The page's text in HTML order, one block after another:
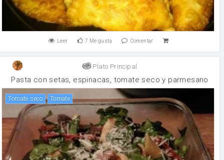
Leer 7 Me gusta Comentar
Plato Principal
Pasta con setas, espinacas, tomate seco y parmesano
tomate seco tomate